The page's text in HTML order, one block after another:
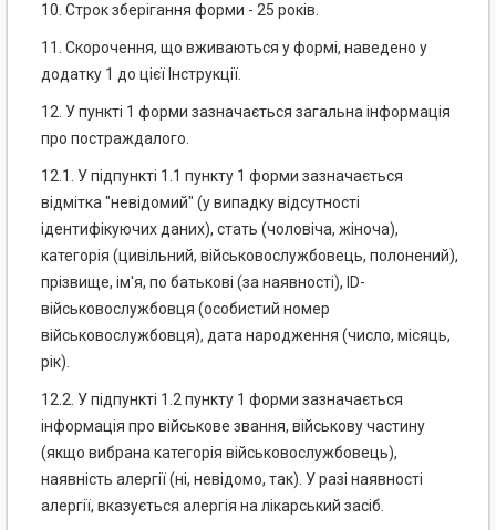
10. Строк зберігання форми - 25 років.
11. Скорочення, що вживаються у формі, наведено у
додатку 1 до цієї Інструкції.
12. У пункті 1 форми зазначається загальна інформація
про постраждалого.
12.1. У підпункті 1.1 пункту 1 форми зазначається
відмітка "невідомий" (у випадку відсутності
ідентифікуючих даних), стать (чоловіча, жіноча),
категорія (цивільний, військовослужбовець, полонений),
прізвище, ім'я, по батькові (за наявності), ID-
військовослужбовця (особистий номер
військовослужбовця), дата народження (число, місяць,
рік).
12.2. У підпункті 1.2 пункту 1 форми зазначається
інформація про військове звання, військову частину
(якщо вибрана категорія військовослужбовець),
наявність алергії (ні, невідомо, так). У разі наявності
алергії, вказується алергія на лікарський засіб.